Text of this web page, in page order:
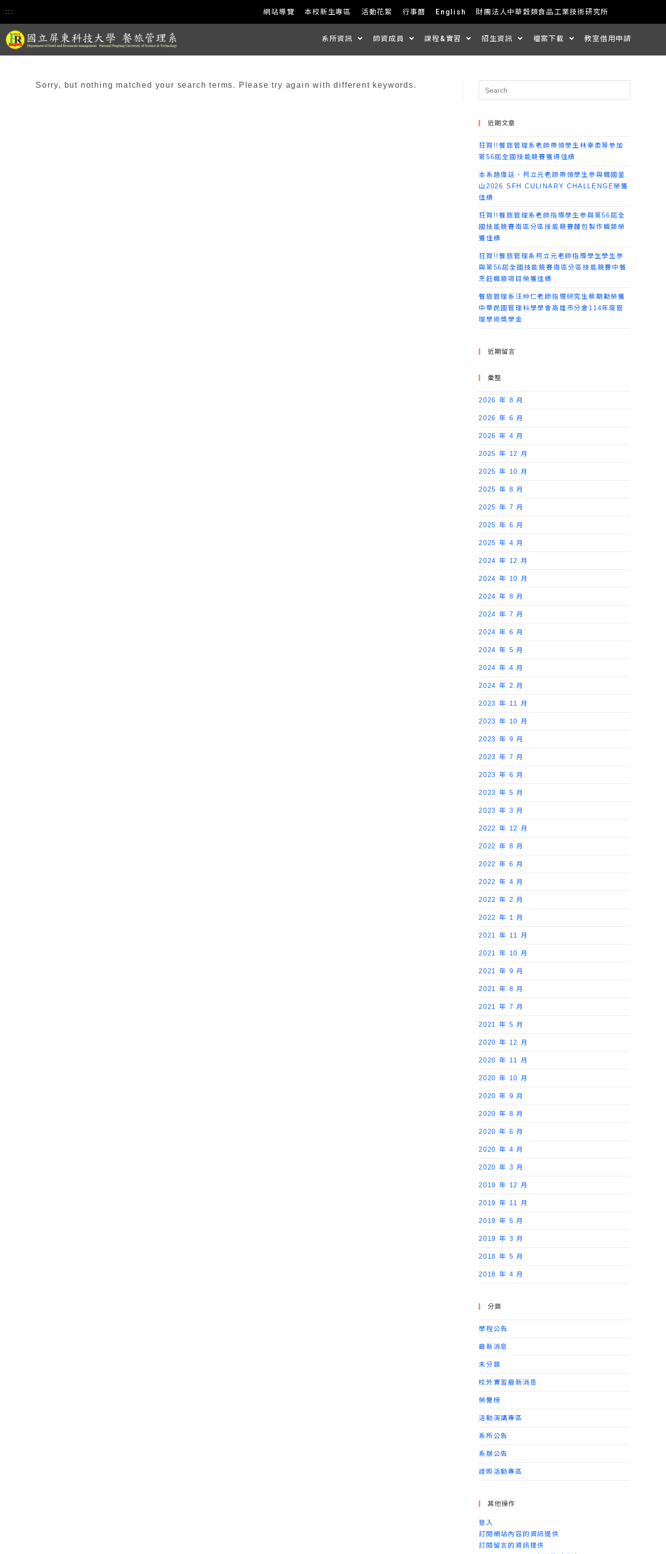
::: 網站導覽 本校新生專區 活動花絮 行事曆 English 財團法人中華穀類食品工業技術研究所
系所資訊 師資成員 課程&實習 招生資訊 檔案下載 教室借用申請
Sorry, but nothing matched your search terms. Please try again with different keywords.
近期文章
狂賀!!餐旅管理系老師帶領學生林幸柔等參加
第56屆全國技能競賽獲得佳績
本系趙偉廷、柯立元老師帶領學生參與韓國釜
山2026 SFH CULINARY CHALLENGE榮獲
佳績
狂賀!!餐旅管理系老師指導學生參與第56屆全
國技能競賽南區分區技能競賽麵包製作職類榮
獲佳績
狂賀!!餐旅管理系柯立元老師指導學生學生參
與第56屆全國技能競賽南區分區技能競賽中餐
烹飪職類項目榮獲佳績
餐旅管理系汪仲仁老師指導研究生蔡期勳榮獲
中華民國管理科學學會高雄市分會114年度管
理學術獎學金
近期留言
彙整
2026 年 8 月
2026 年 6 月
2026 年 4 月
2025 年 12 月
2025 年 10 月
2025 年 8 月
2025 年 7 月
2025 年 6 月
2025 年 4 月
2024 年 12 月
2024 年 10 月
2024 年 8 月
2024 年 7 月
2024 年 6 月
2024 年 5 月
2024 年 4 月
2024 年 2 月
2023 年 11 月
2023 年 10 月
2023 年 9 月
2023 年 7 月
2023 年 6 月
2023 年 5 月
2023 年 3 月
2022 年 12 月
2022 年 8 月
2022 年 6 月
2022 年 4 月
2022 年 2 月
2022 年 1 月
2021 年 11 月
2021 年 10 月
2021 年 9 月
2021 年 8 月
2021 年 7 月
2021 年 5 月
2020 年 12 月
2020 年 11 月
2020 年 10 月
2020 年 9 月
2020 年 8 月
2020 年 6 月
2020 年 4 月
2020 年 3 月
2019 年 12 月
2019 年 11 月
2019 年 5 月
2019 年 3 月
2018 年 5 月
2018 年 4 月
分類
學程公告
最新消息
未分類
校外實習最新消息
榮譽榜
活動演講專區
系所公告
系辦公告
證照活動專區
其他操作
登入
訂閱網站內容的資訊提供
訂閱留言的資訊提供